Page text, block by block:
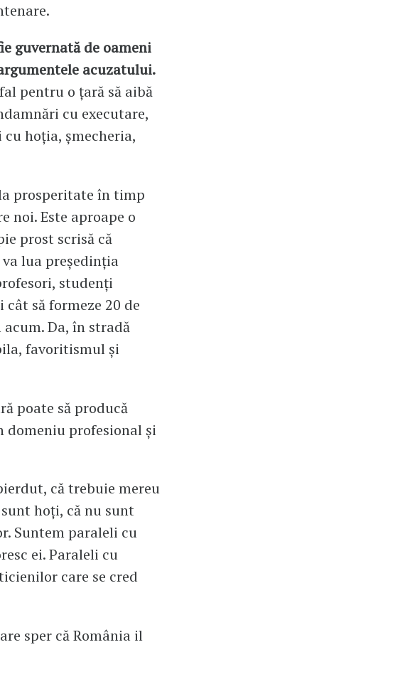
guvernată de oameni
acuzatului.
pentru o țară să aibă
cu executare,
hoția, șmecheria,
prosperitate în timp
noi. Este aproape o
prost scrisă că
lua președinția
studenți
să formeze 20 de
Da, în stradă
favoritismul și
poate să producă
profesional și
că trebuie mereu
hoți, că nu sunt
Suntem paraleli cu
ei. Paraleli cu
care se cred
sper că România il